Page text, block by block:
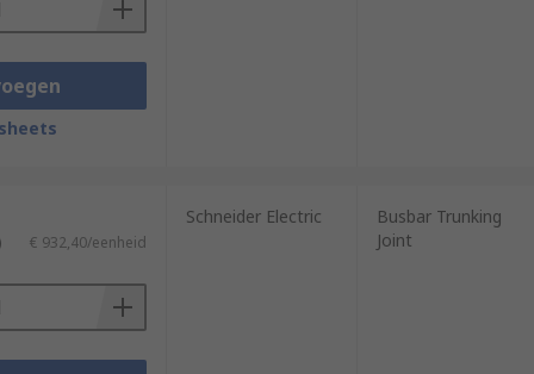
€ 932,40/eenheid
Schneider Electric
Busbar Trunking
Joint